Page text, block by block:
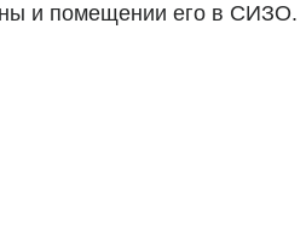
и помещении его в СИЗО.